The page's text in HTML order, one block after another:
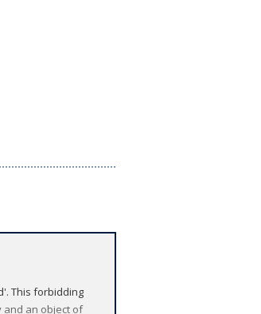
This forbidding
and an object of